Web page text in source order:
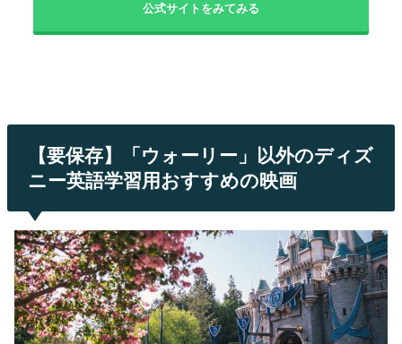
公式サイトをみてみる
【要保存】「ウォーリー」以外のディズ
ニー英語学習用おすすめの映画